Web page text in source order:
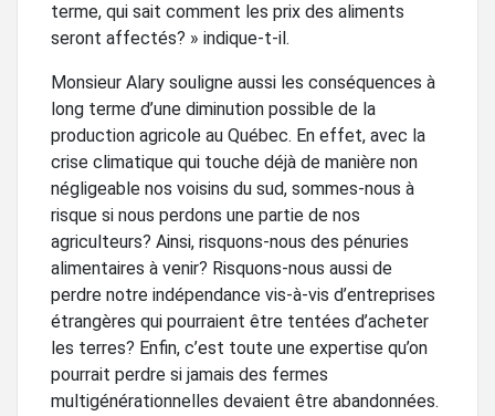
terme, qui sait comment les prix des aliments
seront affectés? » indique-t-il.
Monsieur Alary souligne aussi les conséquences à
long terme d’une diminution possible de la
production agricole au Québec. En effet, avec la
crise climatique qui touche déjà de manière non
négligeable nos voisins du sud, sommes-nous à
risque si nous perdons une partie de nos
agriculteurs? Ainsi, risquons-nous des pénuries
alimentaires à venir? Risquons-nous aussi de
perdre notre indépendance vis-à-vis d’entreprises
étrangères qui pourraient être tentées d’acheter
les terres? Enfin, c’est toute une expertise qu’on
pourrait perdre si jamais des fermes
multigénérationnelles devaient être abandonnées.